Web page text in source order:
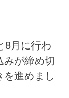
8月に行わ
みが締め切
を進めまし